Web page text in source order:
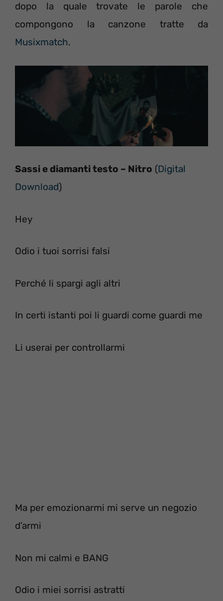
dopo la quale trovate le parole che
compongono la canzone tratte da
Musixmatch.
Sassi e diamanti testo – Nitro (Digital
Download)
Hey
Odio i tuoi sorrisi falsi
Perché li spargi agli altri
In certi istanti poi li guardi come guardi me
Li userai per controllarmi
Ma per emozionarmi mi serve un negozio
d’armi
Non mi calmi e BANG
Odio i miei sorrisi astratti